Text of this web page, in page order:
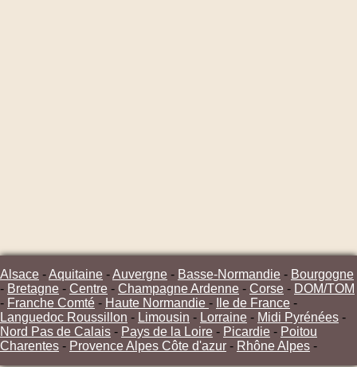
Alsace -Aquitaine -Auvergne - Basse-Normandie - Bourgogne
- Bretagne - Centre - Champagne Ardenne - Corse - DOM/TOM
- Franche Comté - Haute Normandie - Ile de France -
Languedoc Roussillon - Limousin - Lorraine - Midi Pyrénées -
Nord Pas de Calais - Pays de la Loire - Picardie - Poitou
Charentes - Provence Alpes Côte d'azur - Rhône Alpes -